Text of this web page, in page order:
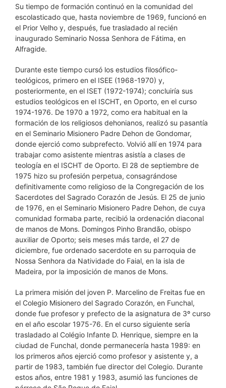
Su tiempo de formación continuó en la comunidad del
escolasticado que, hasta noviembre de 1969, funcionó en
el Prior Velho y, después, fue trasladado al recién
inaugurado Seminario Nossa Senhora de Fátima, en
Alfragide.
Durante este tiempo cursó los estudios filosófico-
teológicos, primero en el ISEE (1968-1970) y,
posteriormente, en el ISET (1972-1974); concluiría sus
estudios teológicos en el ISCHT, en Oporto, en el curso
1974-1976. De 1970 a 1972, como era habitual en la
formación de los religiosos dehonianos, realizó su pasantía
en el Seminario Misionero Padre Dehon de Gondomar,
donde ejerció como subprefecto. Volvió allí en 1974 para
trabajar como asistente mientras asistía a clases de
teología en el ISCHT de Oporto. El 28 de septiembre de
1975 hizo su profesión perpetua, consagrándose
definitivamente como religioso de la Congregación de los
Sacerdotes del Sagrado Corazón de Jesús. El 25 de junio
de 1976, en el Seminario Misionero Padre Dehon, de cuya
comunidad formaba parte, recibió la ordenación diaconal
de manos de Mons. Domingos Pinho Brandão, obispo
auxiliar de Oporto; seis meses más tarde, el 27 de
diciembre, fue ordenado sacerdote en su parroquia de
Nossa Senhora da Natividade do Faial, en la isla de
Madeira, por la imposición de manos de Mons.
La primera misión del joven P. Marcelino de Freitas fue en
el Colegio Misionero del Sagrado Corazón, en Funchal,
donde fue profesor y prefecto de la asignatura de 3º curso
en el año escolar 1975-76. En el curso siguiente sería
trasladado al Colégio Infante D. Henrique, siempre en la
ciudad de Funchal, donde permanecería hasta 1989: en
los primeros años ejerció como profesor y asistente y, a
partir de 1983, también fue director del Colegio. Durante
estos años, entre 1981 y 1983, asumió las funciones de